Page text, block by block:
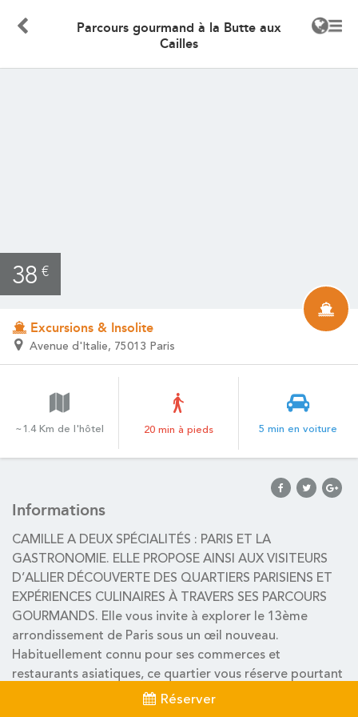
Parcours gourmand à la Butte aux
Cailles
38 €
Excursions & Insolite
Avenue d'Italie, 75013 Paris
~1.4 Km de l'hôtel 20 min à pieds 5 min en voiture
Informations
CAMILLE A DEUX SPÉCIALITÉS : PARIS ET LA
GASTRONOMIE. ELLE PROPOSE AINSI AUX VISITEURS
D’ALLIER DÉCOUVERTE DES QUARTIERS PARISIENS ET
EXPÉRIENCES CULINAIRES À TRAVERS SES PARCOURS
GOURMANDS. Elle vous invite à explorer le 13ème
arrondissement de Paris sous un œil nouveau.
Habituellement connu pour ses commerces et
restaurants asiatiques, ce quartier vous réserve pourtant
bien des surprises. Vous apprécierez l’authenticité et
Réserver